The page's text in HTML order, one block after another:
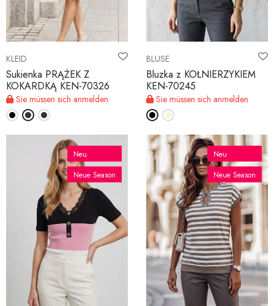
KLEID
Sukienka PRĄŻEK Z
KOKARDKĄ KEN-70326
Sie müssen sich anmelden
BLUSE
Bluzka z KOŁNIERZYKIEM
KEN-70245
Sie müssen sich anmelden
Neu
Neue Season
Neu
Neue Season